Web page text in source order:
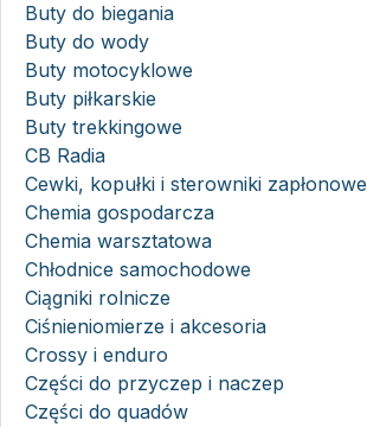
Buty do biegania
Buty do wody
Buty motocyklowe
Buty piłkarskie
Buty trekkingowe
CB Radia
Cewki, kopułki i sterowniki zapłonowe
Chemia gospodarcza
Chemia warsztatowa
Chłodnice samochodowe
Ciągniki rolnicze
Ciśnieniomierze i akcesoria
Crossy i enduro
Części do przyczep i naczep
Części do quadów